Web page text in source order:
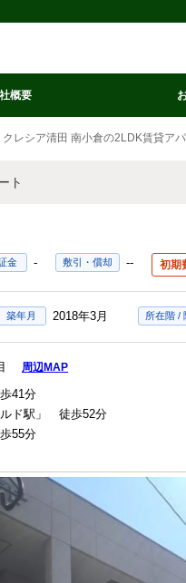
概要
クレシア清田 南小倉の2LDK賃貸アパ
ト
金 - 敷引・償却 -- 初期
築年月 2018年3月 所在階 /
目 周辺MAP
41分
ド駅」 徒歩52分
55分